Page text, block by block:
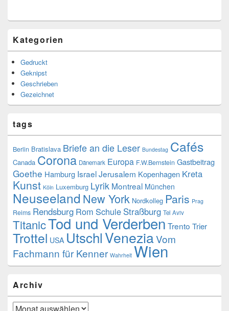
Kategorien
Gedruckt
Geknipst
Geschrieben
Gezeichnet
tags
Berlin Bratislava Briefe an die Leser Bundestag Cafés
Canada Corona Dänemark Europa F.W.Bernstein Gastbeitrag
Goethe Hamburg IsraelJerusalem Kopenhagen Kreta
Kunst Köln Luxemburg Lyrik Montreal München
Neuseeland New York Nordkolleg Paris Prag
Reims Rendsburg Rom Schule Straßburg Tel Aviv
TitanicTod und Verderben Trento Trier
Trottel USA UtschlVeneziaVom
Fachmann für Kenner Wahrheit Wien
Archiv
Archiv